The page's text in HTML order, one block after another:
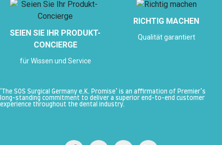
SEIEN SIE IHR PRODUKT-
CONCIERGE
für Wissen und Service
RICHTIG MACHEN
Qualität garantiert
‘The SOS Surgical Germany e.K. Promise’ is an affirmation of Premier’s
long-standing commitment to deliver a superior end-to-end customer
experience throughout the dental industry.